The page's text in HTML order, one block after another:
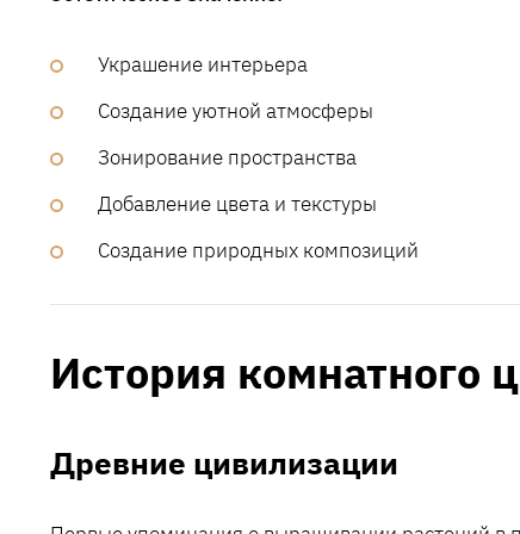
Украшение интерьера
Создание уютной атмосферы
Зонирование пространства
Добавление цвета и текстуры
Создание природных композиций
История комнатного
Древние цивилизации